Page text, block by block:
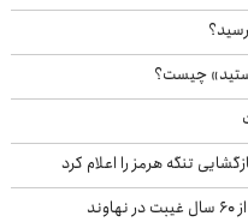
چیست؟
تنگه هرمز را اعلام کرد